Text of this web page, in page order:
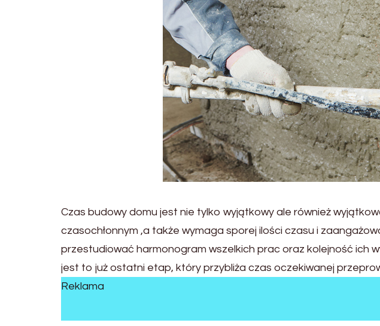
Czas budowy domu jest nie tylko wyjątkowy ale również
czasochłonnym ,a także wymaga sporej ilości czasu i
przestudiować harmonogram wszelkich prac oraz kolejność ich
jest to już ostatni etap, który przybliża czas oczekiwanej
Reklama